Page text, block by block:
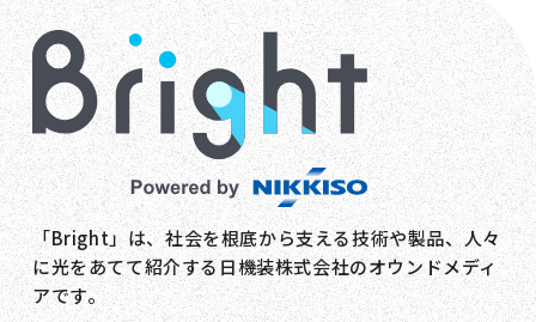
「Bright」は、社会を根底から支える技術や製品、人々
に光をあてて紹介する日機装株式会社のオウンドメディ
アです。